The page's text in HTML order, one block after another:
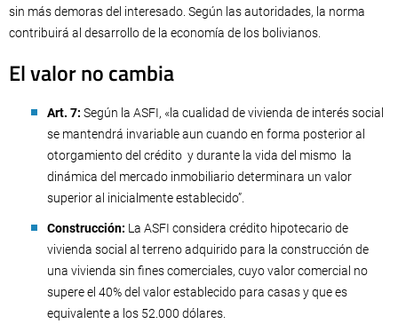
sin más demoras del interesado. Según las autoridades, la norma
contribuirá al desarrollo de la economía de los bolivianos.
El valor no cambia
Art. 7: Según la ASFI, «la cualidad de vivienda de interés social
se mantendrá invariable aun cuando en forma posterior al
otorgamiento del crédito y durante la vida del mismo la
dinámica del mercado inmobiliario determinara un valor
superior al inicialmente establecido”.
Construcción: La ASFI considera crédito hipotecario de
vivienda social al terreno adquirido para la construcción de
una vivienda sin fines comerciales, cuyo valor comercial no
supere el 40% del valor establecido para casas y que es
equivalente a los 52.000 dólares.